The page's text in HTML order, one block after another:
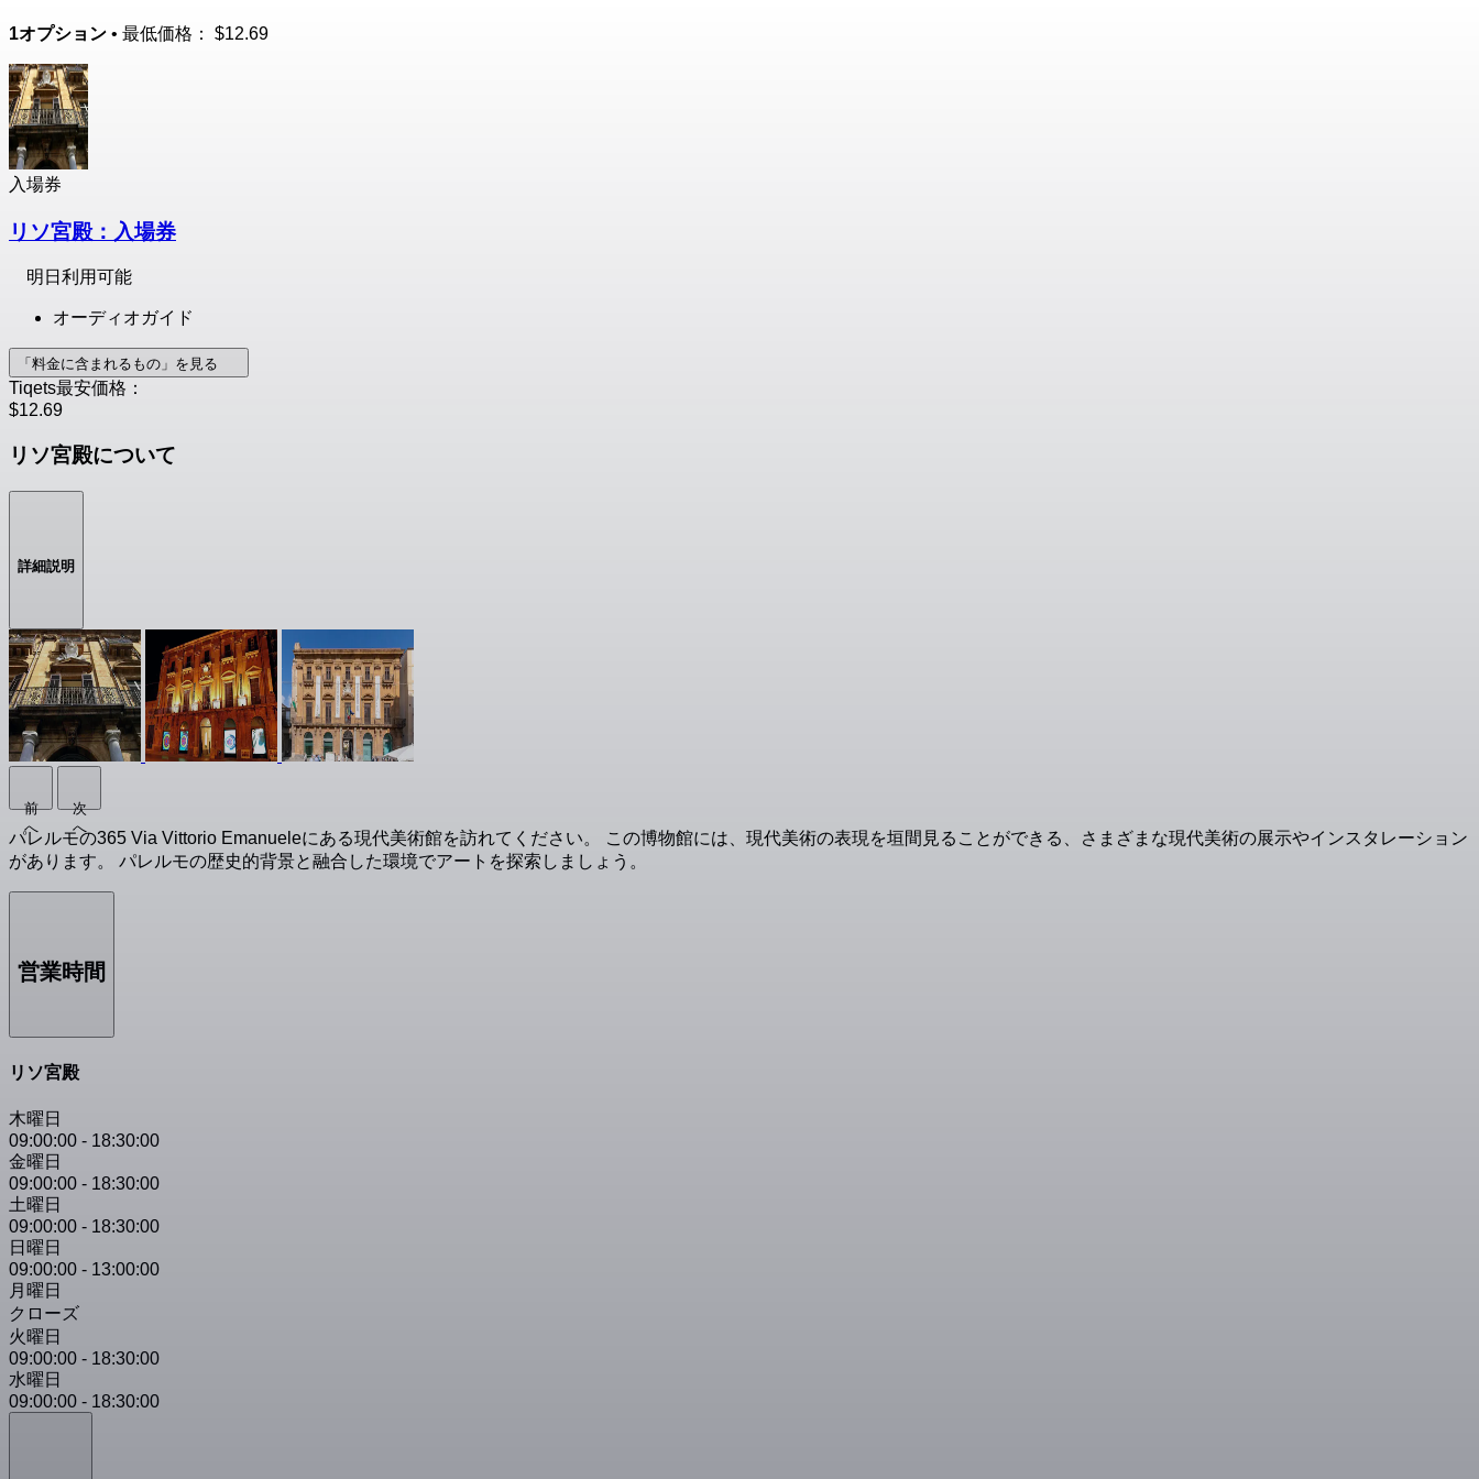
1オプション • 最低価格： $12.69
入場券
リソ宮殿：入場券
明日利用可能
オーディオガイド
「料金に含まれるもの」を見る
Tiqets最安価格：
$12.69
リソ宮殿について
詳細説明
前
へ
次
へ
パレルモの365 Via Vittorio Emanueleにある現代美術館を訪れてください。 この博物館には、現代美術の表現を垣間見ることができる、さまざまな現代美術の展示やインスタレーション
があります。 パレルモの歴史的背景と融合した環境でアートを探索しましょう。
営業時間
リソ宮殿
木曜日
09:00:00 - 18:30:00
金曜日
09:00:00 - 18:30:00
土曜日
09:00:00 - 18:30:00
日曜日
09:00:00 - 13:00:00
月曜日
クローズ
火曜日
09:00:00 - 18:30:00
水曜日
09:00:00 - 18:30:00